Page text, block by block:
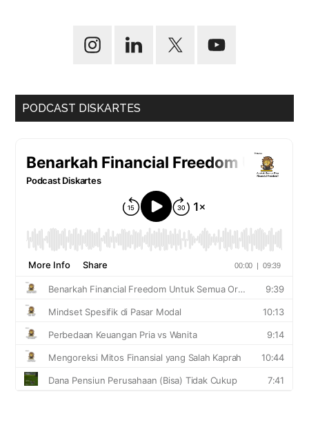
PODCAST DISKARTES